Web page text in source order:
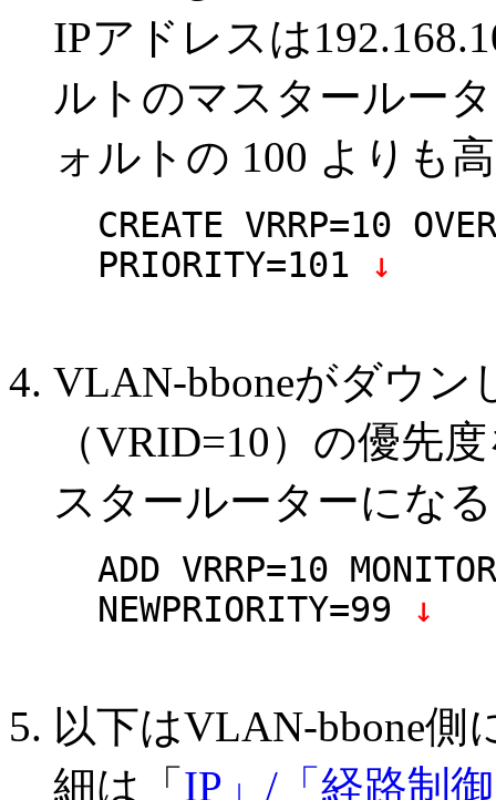
IPアドレスは
ルトのマスタールー
ォルトの 100 よりも
CREATE VRRP=10
PRIORITY=101 ↓
VLAN-bboneがダウン
（VRID=10）の優先
スタールーターにな
ADD VRRP=10
NEWPRIORITY=99 ↓
以下はVLAN-bbone側
細は「 IP」/「経路制